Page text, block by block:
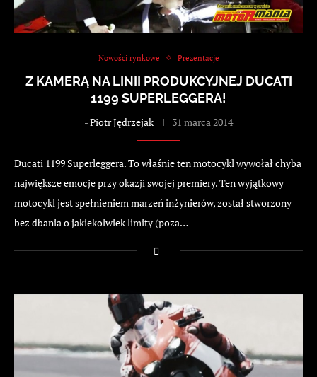
Nowości rynkowe Prezentacje
Z KAMERĄ NA LINII PRODUKCYJNEJ DUCATI
1199 SUPERLEGGERA!
-Piotr Jędrzejak 31 marca 2014
Ducati 1199 Superleggera. To właśnie ten motocykl wywołał chyba
największe emocje przy okazji swojej premiery. Ten wyjątkowy
motocykl jest spełnieniem marzeń inżynierów, został stworzony
bez dbania o jakiekolwiek limity (poza…